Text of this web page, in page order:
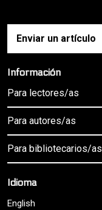
Enviar un artículo
Información
Para lectores/as
Para autores/as
Para bibliotecarios/as
Idioma
English